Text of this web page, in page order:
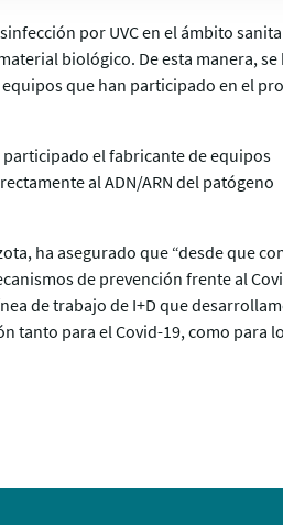
por UVC en el ámbito
biológico. De esta manera, se
que han participado en el
participado el fabricante de equipos
al ADN/ARN del patógeno
ha asegurado que “desde que
de prevención frente al
de trabajo de I+D que
tanto para el Covid-19, como para